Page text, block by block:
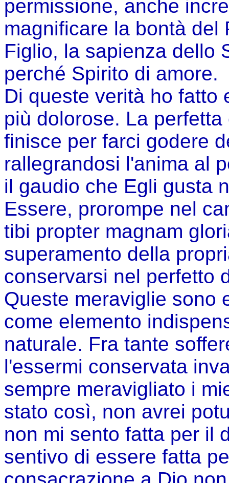
permissione, anche
magnificare la bontà del
Figlio, la sapienza dello
perché Spirito di amore.
Di queste verità ho fatto
più dolorose. La
finisce per farci godere
rallegrandosi l'anima al
il gaudio che Egli gusta
Essere, prorompe nel
tibi propter magnam
superamento della
conservarsi nel perfetto
Queste meraviglie sono
come elemento
naturale. Fra tante
l'essermi conservata
sempre meravigliato i
stato così, non avrei
non mi sento fatta per il
sentivo di essere fatta